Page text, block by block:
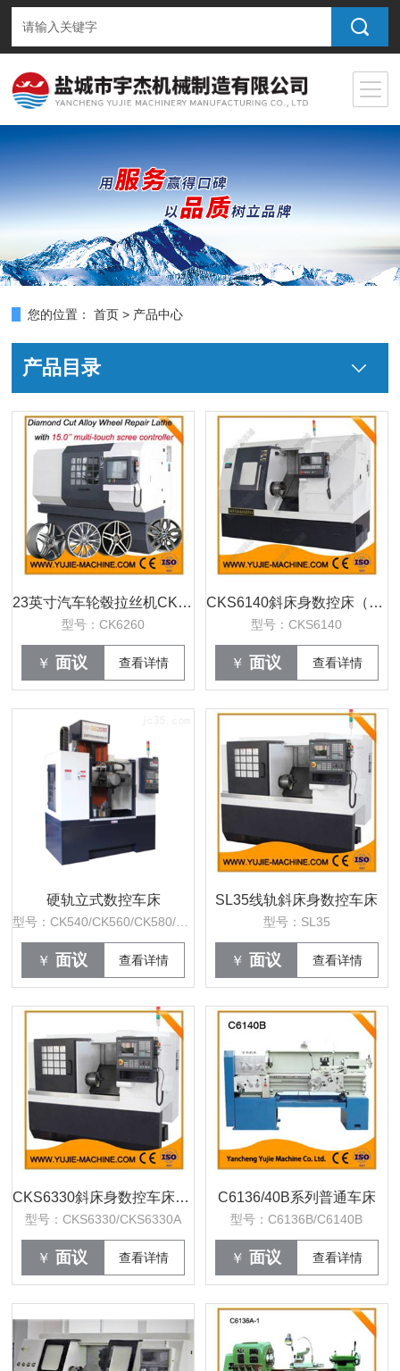
您的位置： 首页 > 产品中心
产品目录
23英寸汽车轮毂拉丝机CK6260
型号：CK6260
￥ 面议 查看详情
CKS6140斜床身数控床（线轨）
型号：CKS6140
￥ 面议 查看详情
硬轨立式数控车床
￥ 面议 查看详情
SL35线轨斜床身数控车床
型号：SL35
￥ 面议 查看详情
CKS6330斜床身数控车床(线轨/硬轨)
型号：CKS6330/CKS6330A
￥ 面议 查看详情
C6136/40B系列普通车床
型号：C6136B/C6140B
￥ 面议 查看详情